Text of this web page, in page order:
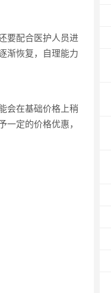
要配合医护人员进
渐恢复，自理能力
会在基础价格上稍
定的价格优惠，